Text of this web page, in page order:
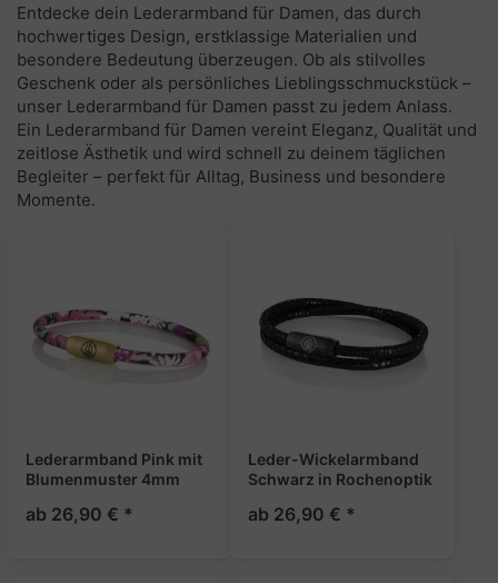
Lederarmband Pink mit
Blumenmuster 4mm
ab 26,90 € *
Leder-Wickelarmband
Schwarz in Rochenoptik
ab 26,90 € *
Entdecke dein Lederarmband für Damen, das durch
hochwertiges Design, erstklassige Materialien und
besondere Bedeutung überzeugen. Ob als stilvolles
Geschenk oder als persönliches Lieblingsschmuckstück –
unser Lederarmband für Damen passt zu jedem Anlass.
Ein Lederarmband für Damen vereint Eleganz, Qualität und
zeitlose Ästhetik und wird schnell zu deinem täglichen
Begleiter – perfekt für Alltag, Business und besondere
Momente.